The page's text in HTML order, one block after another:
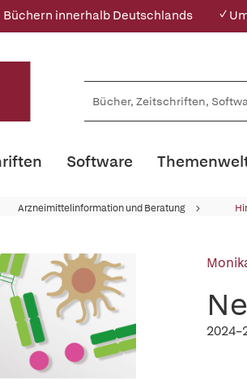
innerhalb Deutschlands ✓
Software
Arzneimittelinformation und Beratung